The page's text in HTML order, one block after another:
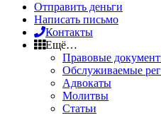
Отправить деньги
Написать письмо
Контакты
Ещё…
Правовые
Обслуживаемые
Адвокаты
Молитвы
Статьи